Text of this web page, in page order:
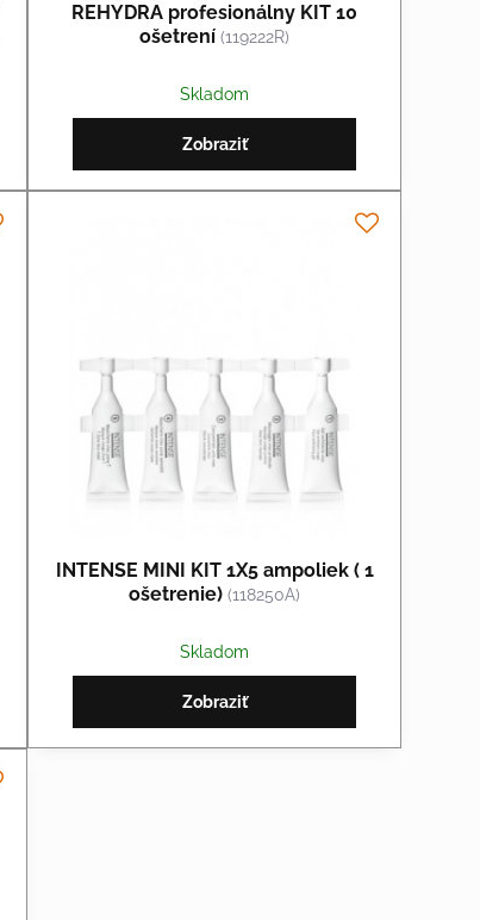
REHYDRA profesionálny KIT 10
ošetrení (119222R)
Skladom
Zobraziť
INTENSE MINI KIT 1X5 ampoliek ( 1
ošetrenie) (118250A)
Skladom
Zobraziť